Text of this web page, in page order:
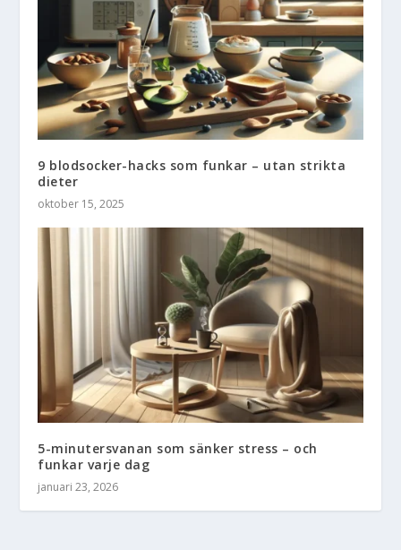
9 blodsocker-hacks som funkar – utan strikta
dieter
oktober 15, 2025
5-minutersvanan som sänker stress – och
funkar varje dag
januari 23, 2026